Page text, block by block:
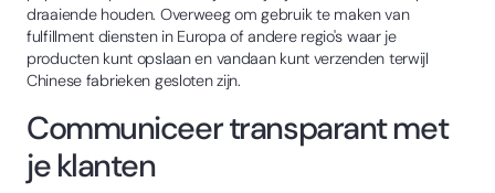
draaiende houden. Overweeg om gebruik te maken van
fulfillment diensten in Europa of andere regio's waar je
producten kunt opslaan en vandaan kunt verzenden terwijl
Chinese fabrieken gesloten zijn.
Communiceer transparant met
je klanten